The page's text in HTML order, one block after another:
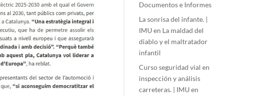
Documentos e Informes
La sonrisa del infante. |
IMU en La maldad del
diablo y el maltratador
infantil
Curso seguridad vial en
inspección y análisis
carreteras. | IMU en